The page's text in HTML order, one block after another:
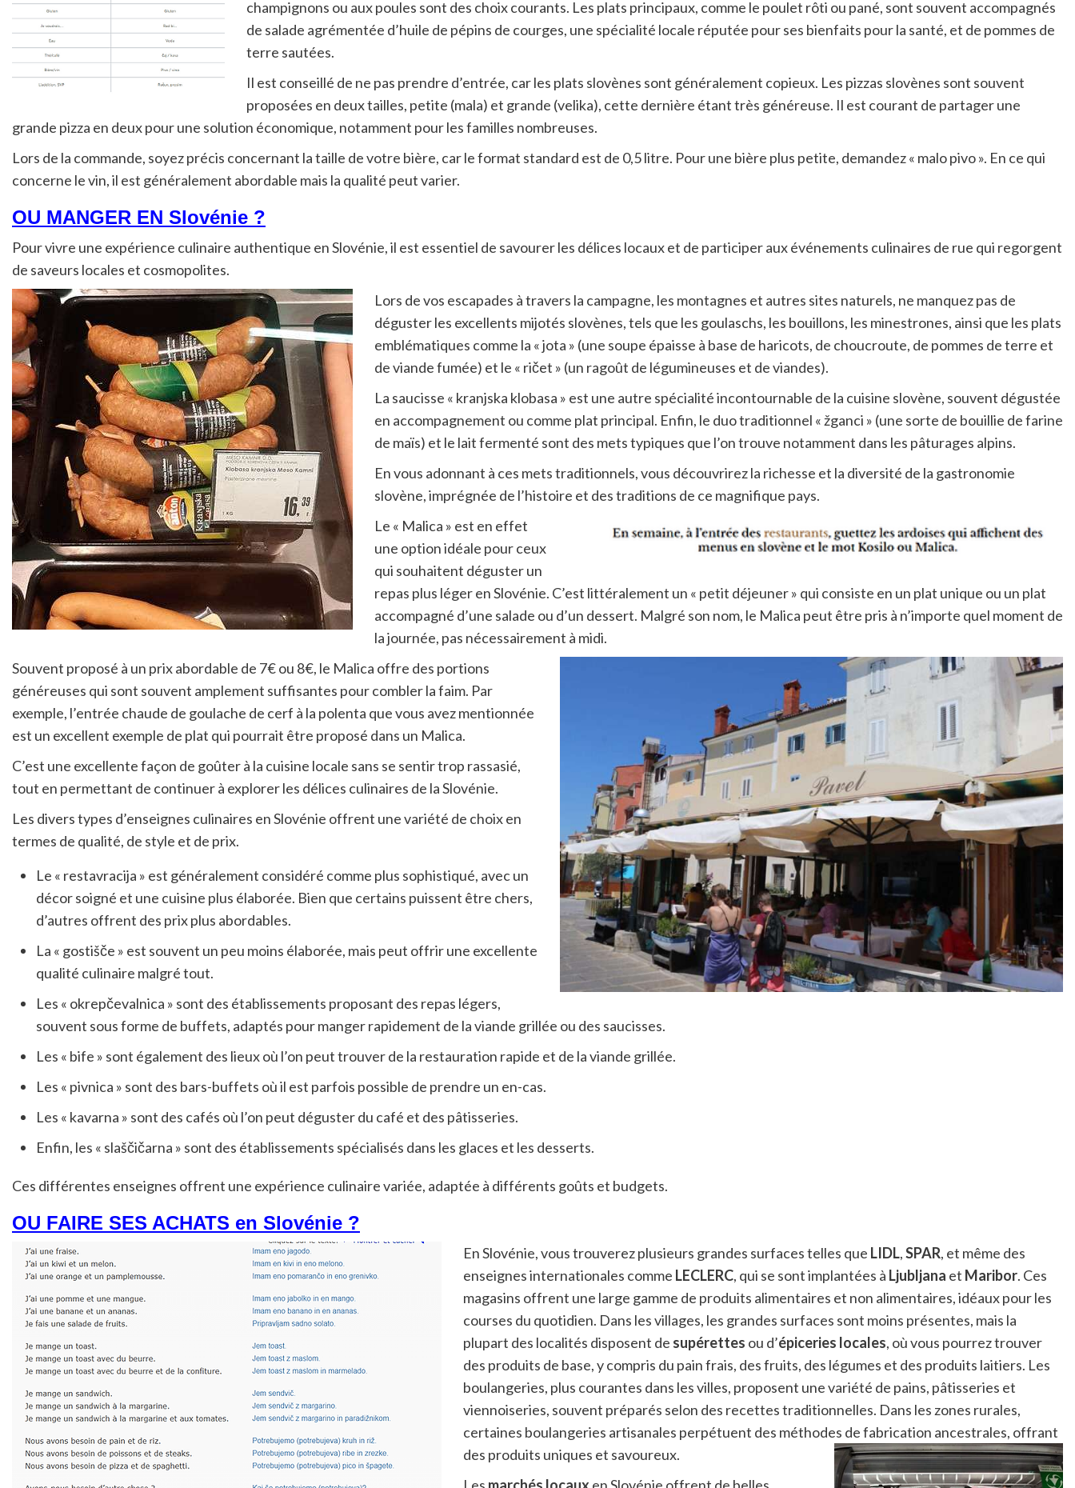
champignons ou aux poules sont des choix courants. Les plats principaux, comme le poulet rôti ou pané, sont souvent accompagnés
de salade agrémentée d’huile de pépins de courges, une spécialité locale réputée pour ses bienfaits pour la santé, et de pommes de
terre sautées.
Il est conseillé de ne pas prendre d’entrée, car les plats slovènes sont généralement copieux. Les pizzas slovènes sont souvent
proposées en deux tailles, petite (mala) et grande (velika), cette dernière étant très généreuse. Il est courant de partager une
grande pizza en deux pour une solution économique, notamment pour les familles nombreuses.
Lors de la commande, soyez précis concernant la taille de votre bière, car le format standard est de 0,5 litre. Pour une bière plus petite, demandez « malo pivo ». En ce qui
concerne le vin, il est généralement abordable mais la qualité peut varier.
OU MANGER EN Slovénie ?
Pour vivre une expérience culinaire authentique en Slovénie, il est essentiel de savourer les délices locaux et de participer aux événements culinaires de rue qui regorgent
de saveurs locales et cosmopolites.
Lors de vos escapades à travers la campagne, les montagnes et autres sites naturels, ne manquez pas de
déguster les excellents mijotés slovènes, tels que les goulaschs, les bouillons, les minestrones, ainsi que les plats
emblématiques comme la « jota » (une soupe épaisse à base de haricots, de choucroute, de pommes de terre et
de viande fumée) et le « ričet » (un ragoût de légumineuses et de viandes).
La saucisse « kranjska klobasa » est une autre spécialité incontournable de la cuisine slovène, souvent dégustée
en accompagnement ou comme plat principal. Enfin, le duo traditionnel « žganci » (une sorte de bouillie de farine
de maïs) et le lait fermenté sont des mets typiques que l’on trouve notamment dans les pâturages alpins.
En vous adonnant à ces mets traditionnels, vous découvrirez la richesse et la diversité de la gastronomie
slovène, imprégnée de l’histoire et des traditions de ce magnifique pays.
Le « Malica » est en effet
une option idéale pour ceux
qui souhaitent déguster un
repas plus léger en Slovénie. C’est littéralement un « petit déjeuner » qui consiste en un plat unique ou un plat
accompagné d’une salade ou d’un dessert. Malgré son nom, le Malica peut être pris à n’importe quel moment de
la journée, pas nécessairement à midi.
Souvent proposé à un prix abordable de 7€ ou 8€, le Malica offre des portions
généreuses qui sont souvent amplement suffisantes pour combler la faim. Par
exemple, l’entrée chaude de goulache de cerf à la polenta que vous avez mentionnée
est un excellent exemple de plat qui pourrait être proposé dans un Malica.
C’est une excellente façon de goûter à la cuisine locale sans se sentir trop rassasié,
tout en permettant de continuer à explorer les délices culinaires de la Slovénie.
Les divers types d’enseignes culinaires en Slovénie offrent une variété de choix en
termes de qualité, de style et de prix.
Le « restavracija » est généralement considéré comme plus sophistiqué, avec un
décor soigné et une cuisine plus élaborée. Bien que certains puissent être chers,
d’autres offrent des prix plus abordables.
La « gostišče » est souvent un peu moins élaborée, mais peut offrir une excellente
qualité culinaire malgré tout.
Les « okrepčevalnica » sont des établissements proposant des repas légers,
souvent sous forme de buffets, adaptés pour manger rapidement de la viande grillée ou des saucisses.
Les « bife » sont également des lieux où l’on peut trouver de la restauration rapide et de la viande grillée.
Les « pivnica » sont des bars-buffets où il est parfois possible de prendre un en-cas.
Les « kavarna » sont des cafés où l’on peut déguster du café et des pâtisseries.
Enfin, les « slaščičarna » sont des établissements spécialisés dans les glaces et les desserts.
Ces différentes enseignes offrent une expérience culinaire variée, adaptée à différents goûts et budgets.
OU FAIRE SES ACHATS en Slovénie ?
En Slovénie, vous trouverez plusieurs grandes surfaces telles que LIDL,SPAR, et même des
enseignes internationales comme LECLERC, qui se sont implantées à Ljubljana et Maribor. Ces
magasins offrent une large gamme de produits alimentaires et non alimentaires, idéaux pour les
courses du quotidien. Dans les villages, les grandes surfaces sont moins présentes, mais la
plupart des localités disposent de supérettes ou d’épiceries locales, où vous pourrez trouver
des produits de base, y compris du pain frais, des fruits, des légumes et des produits laitiers. Les
boulangeries, plus courantes dans les villes, proposent une variété de pains, pâtisseries et
viennoiseries, souvent préparés selon des recettes traditionnelles. Dans les zones rurales,
certaines boulangeries artisanales perpétuent des méthodes de fabrication ancestrales, offrant
des produits uniques et savoureux.